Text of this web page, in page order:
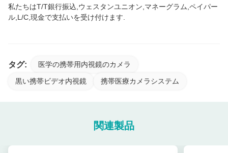
私たちはT/T銀行振込,ウェスタンユニオン,マネーグラム,ペイパー
ル,L/C,現金で支払いを受け付けます.
タグ: 医学の携帯用内視鏡のカメラ
黒い携帯ビデオ内視鏡 携帯医療カメラシステム
関連製品